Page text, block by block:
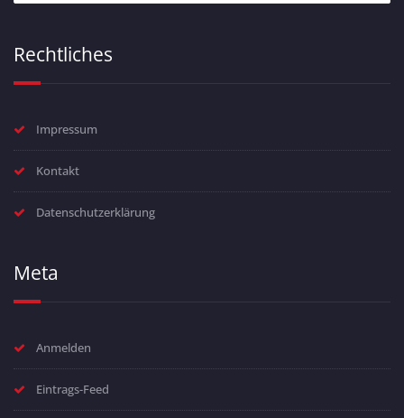
Rechtliches
Impressum
Kontakt
Datenschutzerklärung
Meta
Anmelden
Eintrags-Feed